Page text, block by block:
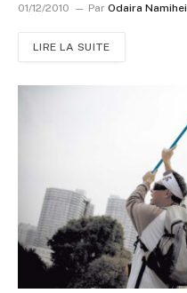
01/12/2010 Par Odaira Namihei
LIRE LA SUITE